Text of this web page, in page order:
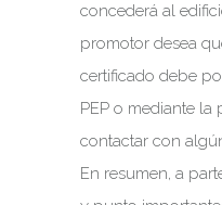
concederá al
promotor desea
certificado debe
PEP o mediante la
contactar con
En resumen, a